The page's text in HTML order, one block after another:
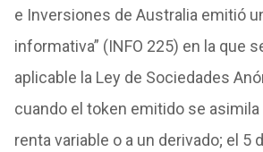
e Inversiones de Australia emitió
informativa” (INFO 225) en la que
aplicable la Ley de Sociedades
cuando el token emitido se asimila
renta variable o a un derivado; el 5